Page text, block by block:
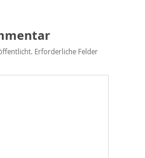
Erforderliche Felder